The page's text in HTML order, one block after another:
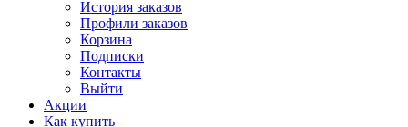
История заказов
Профили заказов
Корзина
Подписки
Контакты
Выйти
Акции
Как купить